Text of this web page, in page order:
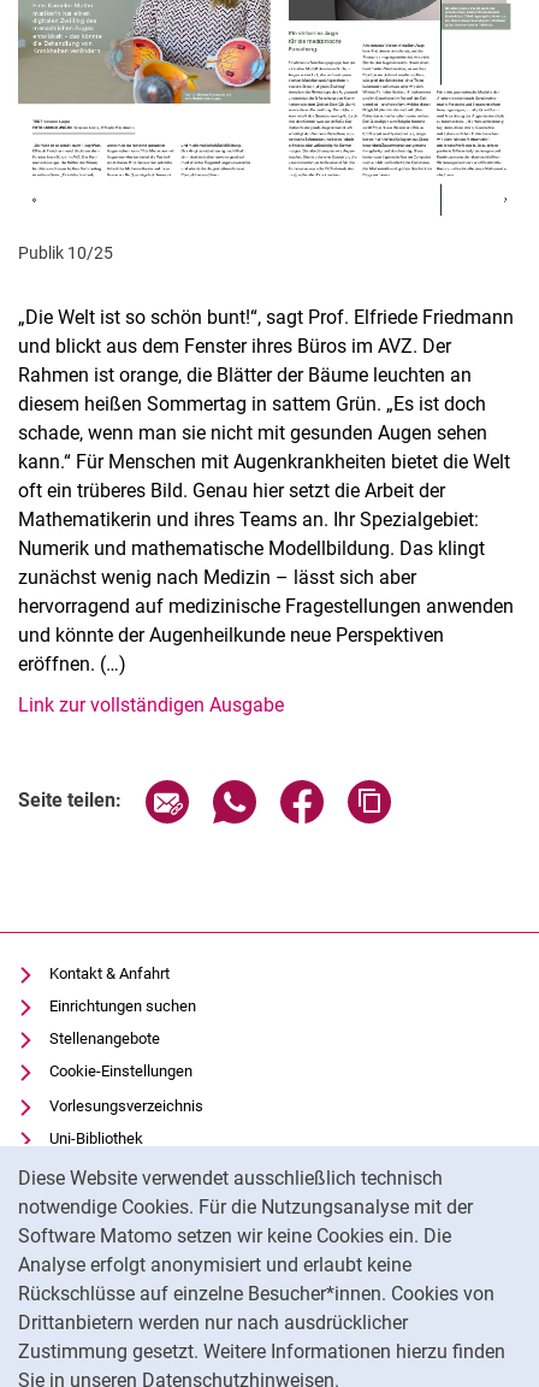
Diese Website verwendet ausschließlich technisch
notwendige Cookies. Für die Nutzungsanalyse mit der
Software Matomo setzen wir keine Cookies ein. Die
Analyse erfolgt anonymisiert und erlaubt keine
Rückschlüsse auf einzelne Besucher*innen. Cookies von
Drittanbietern werden nur nach ausdrücklicher
Zustimmung gesetzt. Weitere Informationen hierzu finden
Sie in unseren Datenschutzhinweisen.
Publik 10/25
„Die Welt ist so schön bunt!“, sagt Prof. Elfriede Friedmann
und blickt aus dem Fenster ihres Büros im AVZ. Der
Rahmen ist orange, die Blätter der Bäume leuchten an
diesem heißen Sommertag in sattem Grün. „Es ist doch
schade, wenn man sie nicht mit gesunden Augen sehen
kann.“ Für Menschen mit Augenkrankheiten bietet die Welt
oft ein trüberes Bild. Genau hier setzt die Arbeit der
Mathematikerin und ihres Teams an. Ihr Spezialgebiet:
Numerik und mathematische Modellbildung. Das klingt
zunächst wenig nach Medizin – lässt sich aber
hervorragend auf medizinische Fragestellungen anwenden
und könnte der Augenheilkunde neue Perspektiven
eröffnen. (…)
Link zur vollständigen Ausgabe
Seite teilen: Seite über E-Mail teilen
Seite über WhatsApp teilen
Seite über Facebook
Kontakt & Anfahrt
Einrichtungen suchen
Stellenangebote
Cookie-Einstellungen
Vorlesungsverzeichnis
Uni-Bibliothek
Moodle
Panopto
Datenschutz
Barrierefreiheit
Transparenter KI-Einsatz